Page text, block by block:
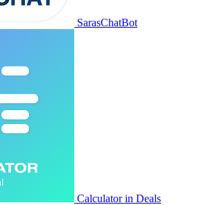
SarasChatBot
Calculator in Deals